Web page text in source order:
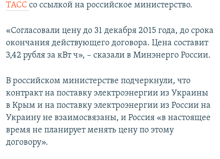
ТАСС со ссылкой на российское министерство.
«Согласовали цену до 31 декабря 2015 года, до срока
окончания действующего договора. Цена составит
3,42 рубля за кВт ч», – сказали в Минэнерго России.
В российском министерстве подчеркнули, что
контракт на поставку электроэнергии из Украины
в Крым и на поставку электроэнергии из России на
Украину не взаимосвязаны, и Россия «в настоящее
время не планирует менять цену по этому
договору».